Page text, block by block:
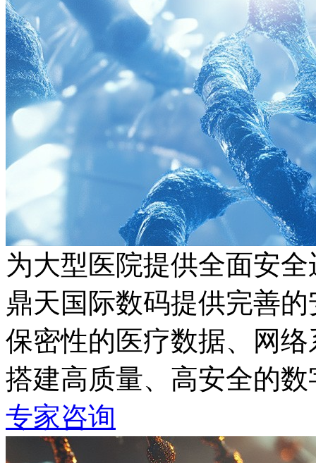
为大型医院提供全面安
鼎天国际数码提供完善的
保密性的医疗数据、网
搭建高质量、高安全的
专家咨询